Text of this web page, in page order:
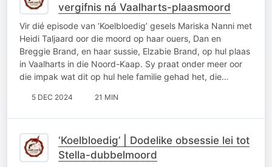
vergifnis ná Vaalharts-plaasmoord
Vir dié episode van ‘Koelbloedig’ gesels Mariska Nanni met
Heidi Taljaard oor die moord op haar ouers, Dan en
Breggie Brand, en haar sussie, Elzabie Brand, op hul plaas
in Vaalharts in die Noord-Kaap. Sy praat onder meer oor
die impak wat dit op hul hele familie gehad het, die…
5 DEC 2024 21 MIN
‘Koelbloedig’ | Dodelike obsessie lei tot
Stella-dubbelmoord